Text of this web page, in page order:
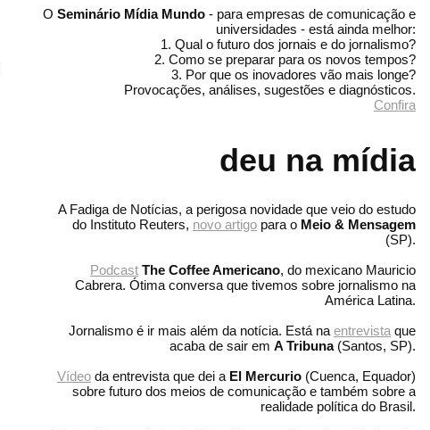
O Seminário Mídia Mundo - para empresas de comunicação e
universidades - está ainda melhor:
1. Qual o futuro dos jornais e do jornalismo?
2. Como se preparar para os novos tempos?
3. Por que os inovadores vão mais longe?
Provocações, análises, sugestões e diagnósticos.
Confira
deu na mídia
A Fadiga de Notícias, a perigosa novidade que veio do estudo
do Instituto Reuters, novo artigo para o Meio & Mensagem
(SP).
Podcast The Coffee Americano, do mexicano Mauricio
Cabrera. Ótima conversa que tivemos sobre jornalismo na
América Latina.
Jornalismo é ir mais além da notícia. Está na entrevista que
acaba de sair em A Tribuna(Santos, SP).
Vídeo da entrevista que dei a El Mercurio (Cuenca, Equador)
sobre futuro dos meios de comunicação e também sobre a
realidade política do Brasil.